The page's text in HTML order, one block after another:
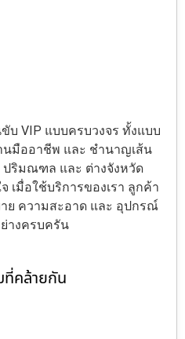
บ VIP แบบครบวงจร ทั้งแบบ
นมืออาชีพ และ ชำนาญเส้น
ริมณฑล และ ต่างจังหวัด
เมื่อใช้บริการของเรา ลูกค้า
ย ความสะอาด และ อุปกรณ์
างครบครัน
ที่คล้ายกัน